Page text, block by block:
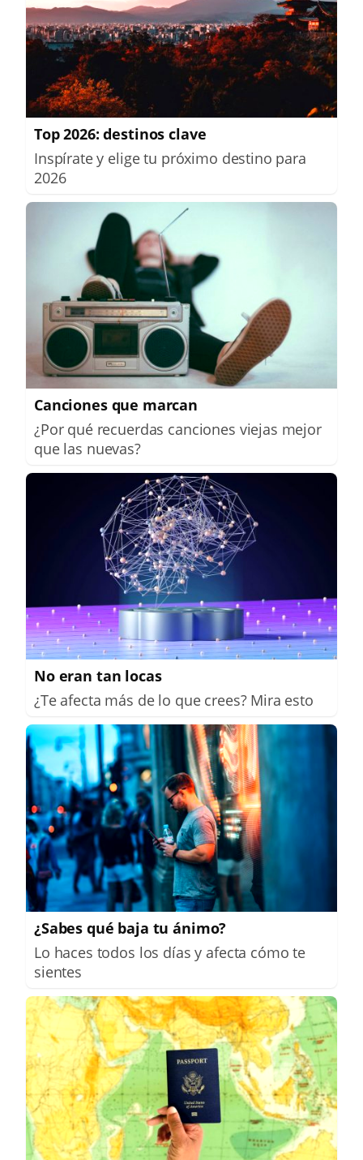
Top 2026: destinos clave
Inspírate y elige tu próximo destino para
2026
Canciones que marcan
¿Por qué recuerdas canciones viejas mejor
que las nuevas?
No eran tan locas
¿Te afecta más de lo que crees? Mira esto
¿Sabes qué baja tu ánimo?
Lo haces todos los días y afecta cómo te
sientes